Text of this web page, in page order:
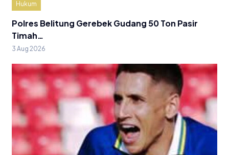
Hukum
Polres Belitung Gerebek Gudang 50 Ton Pasir
Timah…
3 Aug 2026